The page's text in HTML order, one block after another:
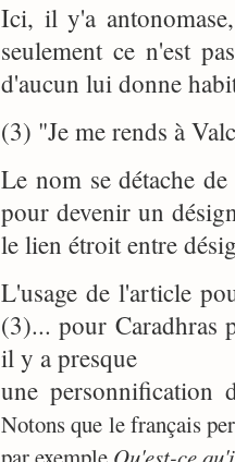
Ici, il y'a
seulement ce n'est
d'aucun lui donne
(3) "Je me rends à
Le nom se détache
pour devenir un
le lien étroit entre
L'usage de l'article
(3)... pour Caradhras
il y a presque
une personnification
Notons que le français